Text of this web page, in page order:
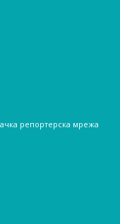
репортерска мрежа